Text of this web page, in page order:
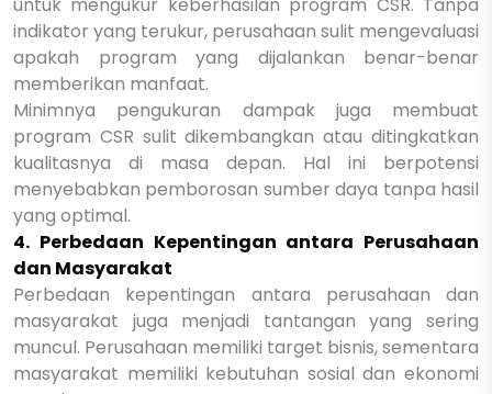
untuk mengukur keberhasilan program CSR. Tanpa
indikator yang terukur, perusahaan sulit mengevaluasi
apakah program yang dijalankan benar-benar
memberikan manfaat.
Minimnya pengukuran dampak juga membuat
program CSR sulit dikembangkan atau ditingkatkan
kualitasnya di masa depan. Hal ini berpotensi
menyebabkan pemborosan sumber daya tanpa hasil
yang optimal.
4. Perbedaan Kepentingan antara Perusahaan
dan Masyarakat
Perbedaan kepentingan antara perusahaan dan
masyarakat juga menjadi tantangan yang sering
muncul. Perusahaan memiliki target bisnis, sementara
masyarakat memiliki kebutuhan sosial dan ekonomi